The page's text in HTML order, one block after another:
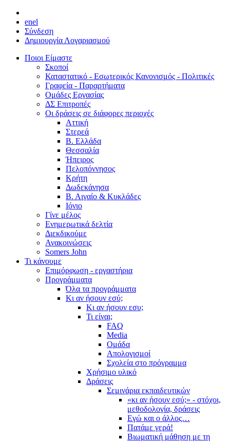
enel
Σύνδεση
Δημιουργία Λογαριασμού
Ποιοι Είμαστε
Σκοποί
Καταστατικό - Εσωτερικός Κανονισμός - Πολιτικές
Γραφεία - Παραρτήματα
Ομάδες Εργασίας
ΔΣ Επιτροπές
Οι δράσεις σε διάφορες περιοχές
Αττική
Στερεά
Β. Ελλάδα
Θεσσαλία
Ήπειρος
Πελοπόννησος
Κρήτη
Δωδεκάνησα
Β. Αιγαίο & Κυκλάδες
Ιόνιο
Γίνε μέλος
Ενημερωτικά δελτία
Διεκδικούμε
Ανακοινώσεις
Somers John
Τι κάνουμε
Επιμόρφωση - εργαστήρια
Προγράμματα
Όλα τα προγράμματα
Κι αν ήσουν εσύ;
Κι αν ήσουν εσυ;
Τι είναι;
FAQ
Media
Ομάδα
Απολογισμοί
Σχολεία στο πρόγραμμα
Χρήσιμο υλικό
Δράσεις
Σεμινάρια εκπαιδευτικών
«κι αν ήσουν εσύ;» - στόχοι,
μεθοδολογία, δράσεις
Εγώ και ο άλλος…
Πατάμε γερά!
Βιωματική μάθηση με τη